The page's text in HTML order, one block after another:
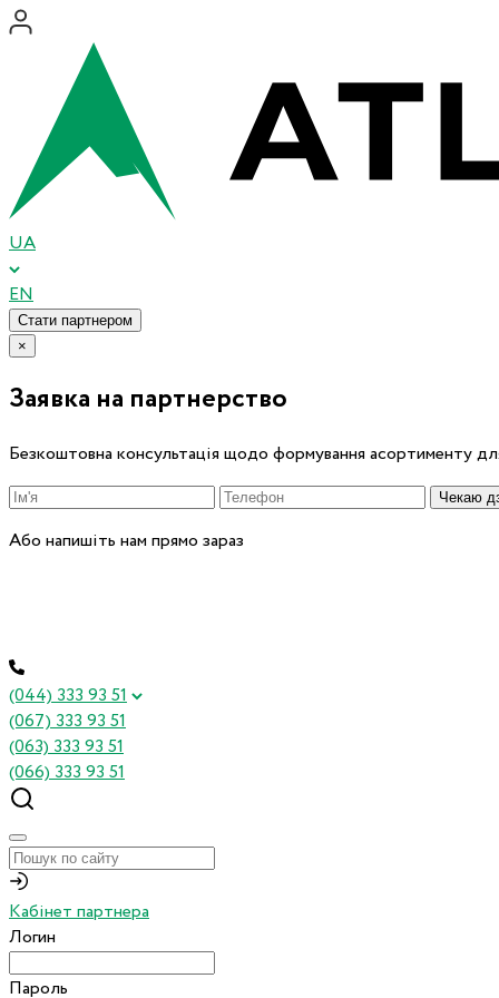
UA
EN
Стати партнером
×
Заявка на партнерство
Безкоштовна консультація щодо формування асортименту
Чекаю
Або напишіть нам прямо зараз
(044) 333 93 51
(067) 333 93 51
(063) 333 93 51
(066) 333 93 51
Кабінет партнера
Логин
Пароль